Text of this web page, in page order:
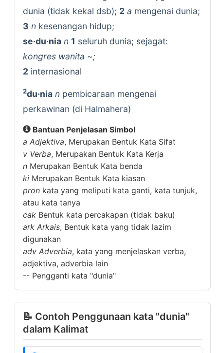
dunia (tidak kekal dsb); 2 a mengenai dunia;
3 n kesenangan hidup;
se·du·nia n 1 seluruh dunia; sejagat:
kongres wanita ~;
2 internasional
2du·nia n pembicaraan mengenai
perkawinan (di Halmahera)
Bantuan Penjelasan Simbol
a Adjektiva, Merupakan Bentuk Kata Sifat
v Verba, Merupakan Bentuk Kata Kerja
n Merupakan Bentuk Kata benda
ki Merupakan Bentuk Kata kiasan
pron kata yang meliputi kata ganti, kata tunjuk,
atau kata tanya
cak Bentuk kata percakapan (tidak baku)
ark Arkais, Bentuk kata yang tidak lazim
digunakan
adv Adverbia, kata yang menjelaskan verba,
adjektiva, adverbia lain
-- Pengganti kata "dunia"
📝 Contoh Penggunaan kata "dunia"
dalam Kalimat